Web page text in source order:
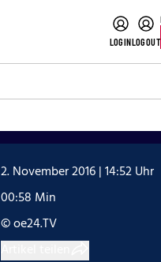
LOGINLOGOUT
2. November 2016 | 14:52 Uhr
00:58 Min
© oe24.TV